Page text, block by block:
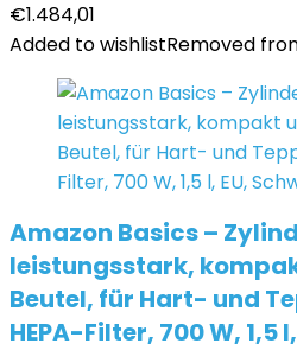
€1.484,01
Added to wishlistRemoved
Amazon Basics –
leistungsstark,
Beutel, für Hart- und
HEPA-Filter, 700 W, 1,5